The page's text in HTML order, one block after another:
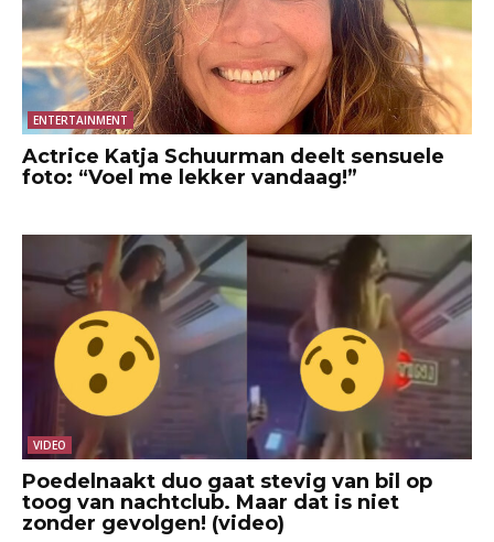
ENTERTAINMENT
Actrice Katja Schuurman deelt sensuele
foto: “Voel me lekker vandaag!”
VIDEO
Poedelnaakt duo gaat stevig van bil op
toog van nachtclub. Maar dat is niet
zonder gevolgen! (video)